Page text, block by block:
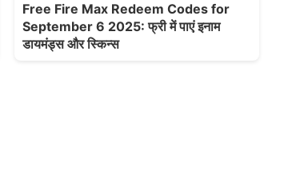
Free Fire Max Redeem Codes for
September 6 2025: फ्री में पाएं इनाम
डायमंड्स और स्किन्स